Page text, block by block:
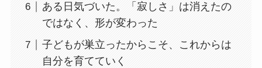
ある日気づいた。「寂しさ」は消えたの
ではなく、形が変わった
子どもが巣立ったからこそ、これからは
自分を育てていく